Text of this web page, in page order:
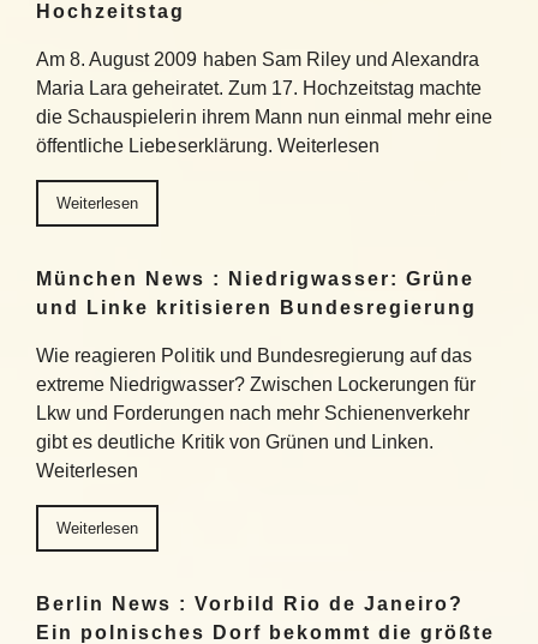
Hochzeitstag
Am 8. August 2009 haben Sam Riley und Alexandra
Maria Lara geheiratet. Zum 17. Hochzeitstag machte
die Schauspielerin ihrem Mann nun einmal mehr eine
öffentliche Liebeserklärung. Weiterlesen
Weiterlesen
München News : Niedrigwasser: Grüne
und Linke kritisieren Bundesregierung
Wie reagieren Politik und Bundesregierung auf das
extreme Niedrigwasser? Zwischen Lockerungen für
Lkw und Forderungen nach mehr Schienenverkehr
gibt es deutliche Kritik von Grünen und Linken.
Weiterlesen
Weiterlesen
Berlin News : Vorbild Rio de Janeiro?
Ein polnisches Dorf bekommt die größte